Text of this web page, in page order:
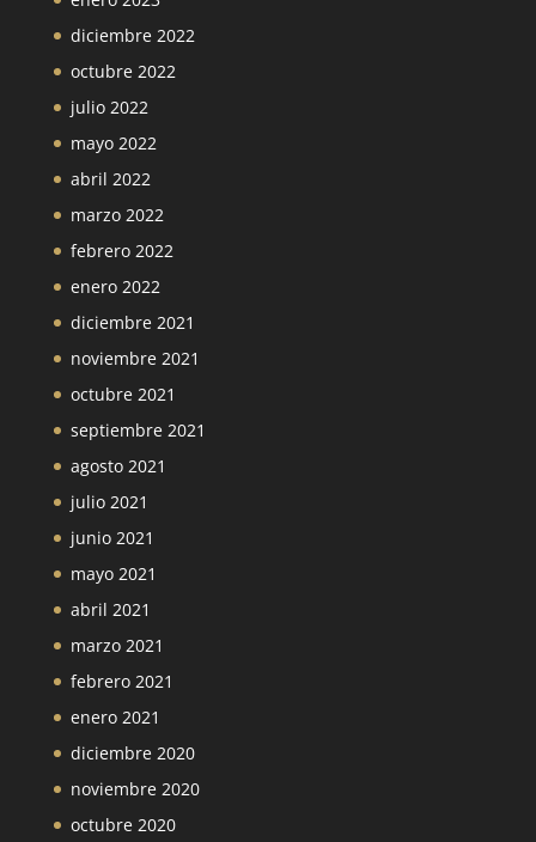
diciembre 2022
octubre 2022
julio 2022
mayo 2022
abril 2022
marzo 2022
febrero 2022
enero 2022
diciembre 2021
noviembre 2021
octubre 2021
septiembre 2021
agosto 2021
julio 2021
junio 2021
mayo 2021
abril 2021
marzo 2021
febrero 2021
enero 2021
diciembre 2020
noviembre 2020
octubre 2020